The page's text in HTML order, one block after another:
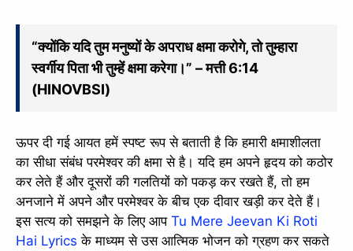
“क्योंकि यदि तुम मनुष्यों के अपराध क्षमा करोगे, तो तुम्हारा
स्वर्गीय पिता भी तुम्हें क्षमा करेगा।” – मत्ती 6:14
(HINOVBSI)
ऊपर दी गई आयत हमें स्पष्ट रूप से बताती है कि हमारी क्षमाशीलता
का सीधा संबंध परमेश्वर की क्षमा से है। यदि हम अपने हृदय को कठोर
कर लेते हैं और दूसरों की गलतियों को पकड़ कर रखते हैं, तो हम
अनजाने में अपने और परमेश्वर के बीच एक दीवार खड़ी कर देते हैं।
इस सत्य को समझने के लिए आप Tu Mere Jeevan Ki Roti
Hai Lyrics के माध्यम से उस आत्मिक भोजन को ग्रहण कर सकते